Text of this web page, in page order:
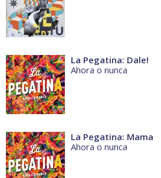
La Pegatina: Dale!
Ahora o nunca
La Pegatina: Mama
Ahora o nunca